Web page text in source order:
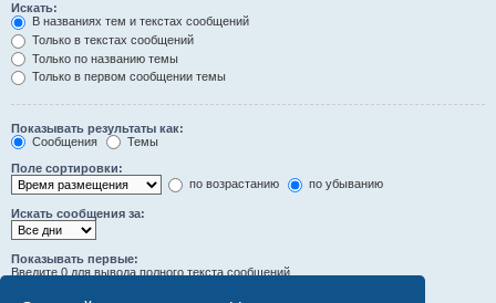
Искать:
В названиях тем и текстах сообщений
Только в текстах сообщений
Только по названию темы
Только в первом сообщении темы
Показывать результаты как:
Сообщения
Темы
Поле сортировки:
по возрастанию
по убыванию
Искать сообщения за:
Показывать первые:
Введите 0 для вывода полного текста сообщений.